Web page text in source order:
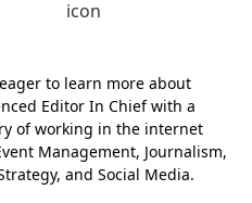
to learn more about
Editor In Chief with a
of working in the internet
Management, Journalism,
and Social Media.